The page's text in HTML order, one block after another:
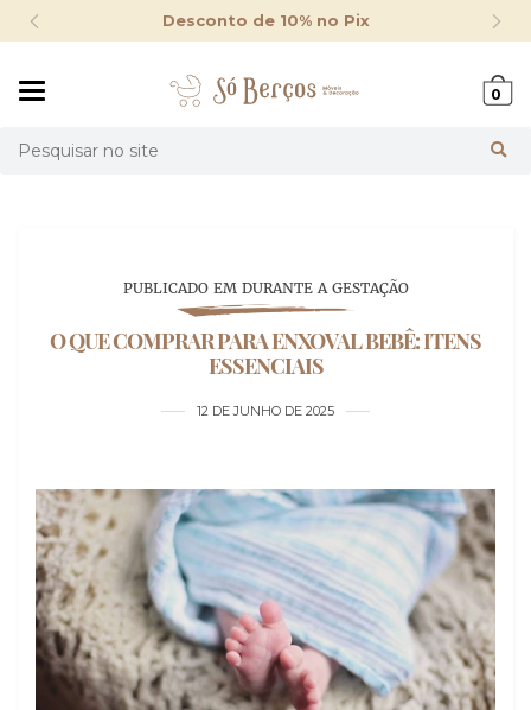
Desconto de 10% no Pix
0
PUBLICADO EM DURANTE A GESTAÇÃO
O QUE COMPRAR PARA ENXOVAL BEBÊ: ITENS
ESSENCIAIS
12 DE JUNHO DE 2025